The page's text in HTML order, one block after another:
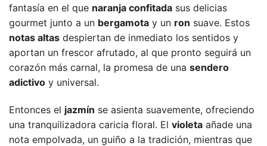
fantasía en el que naranja confitada sus delicias
gourmet junto a un bergamota y un ron suave. Estos
notas altas despiertan de inmediato los sentidos y
aportan un frescor afrutado, al que pronto seguirá un
corazón más carnal, la promesa de una sendero
adictivo y universal.
Entonces el jazmín se asienta suavemente, ofreciendo
una tranquilizadora caricia floral. El violeta añade una
nota empolvada, un guiño a la tradición, mientras que